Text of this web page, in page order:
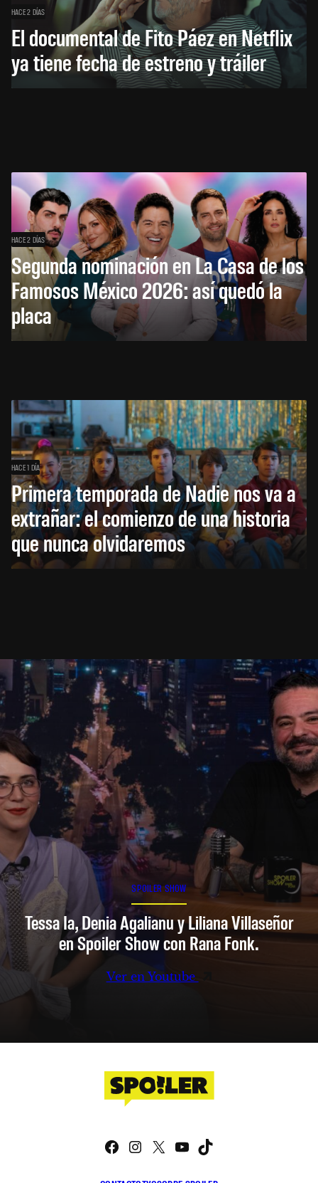
HACE 2 DÍAS
El documental de Fito Páez en Netflix
ya tiene fecha de estreno y tráiler
HACE 2 DÍAS
Segunda nominación en La Casa de los
Famosos México 2026: así quedó la
placa
HACE 1 DÍA
Primera temporada de Nadie nos va a
extrañar: el comienzo de una historia
que nunca olvidaremos
SPOILER SHOW
Tessa Ia, Denia Agalianu y Liliana Villaseñor
en Spoiler Show con Rana Fonk.
Ver en Youtube
Facebook
Instagram
X YouTube